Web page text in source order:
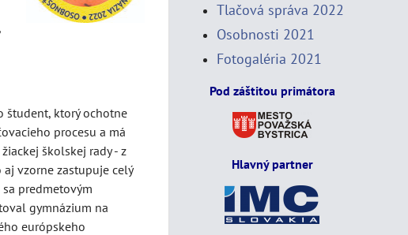
študent, ktorý ochotne
procesu a má
školskej rady - z
vzorne zastupuje celý
predmetovým
gymnázium na
európskeho
Tlačová správa 2022
Osobnosti 2021
Fotogaléria 2021
Pod záštitou primátora
Hlavný partner